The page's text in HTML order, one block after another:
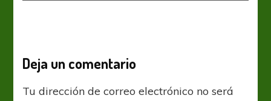
Deja un comentario
Tu dirección de correo electrónico no será